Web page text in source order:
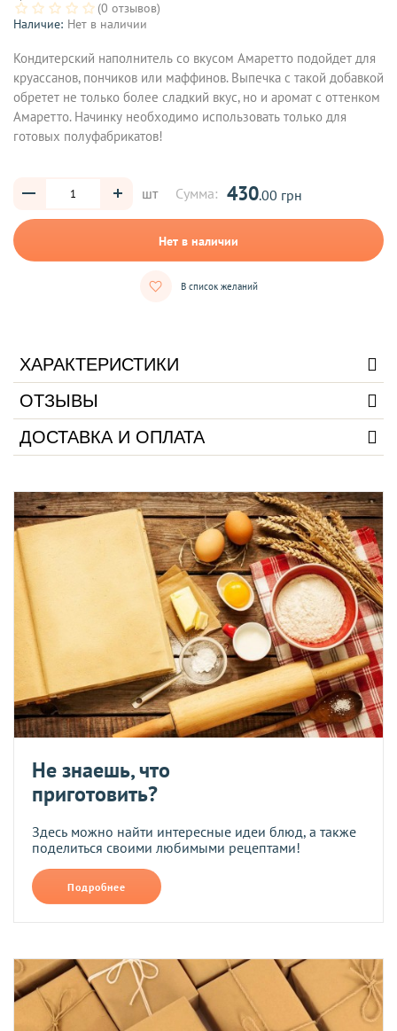
(0 отзывов)
Наличие: Нет в наличии
Кондитерский наполнитель со вкусом Амаретто подойдет для
круассанов, пончиков или маффинов. Выпечка с такой добавкой
обретет не только более сладкий вкус, но и аромат с оттенком
Амаретто. Начинку необходимо использовать только для
готовых полуфабрикатов!
шт Сумма: 430.00 грн
Нет в наличии
В список желаний
ХАРАКТЕРИСТИКИ
ОТЗЫВЫ
ДОСТАВКА И ОПЛАТА
Не знаешь, что
приготовить?
Здесь можно найти интересные идеи блюд, а также
поделиться своими любимыми рецептами!
Подробнее